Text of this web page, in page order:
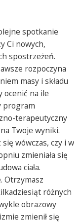
spotkanie
Ci nowych,
spostrzeżeń.
rozpoczyna
masy i składu
ocenić na ile
program
terapeutyczny
na Twoje wyniki.
się wówczas, czy i w
zmieniała się
ciała.
Otrzymasz
różnych
obrazowy
zmienił się